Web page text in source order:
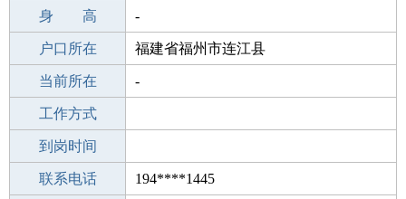
学 历 高中
身 高 -
毕业学校 安庆枫林初级中学
户口所在 福建省福州市连江县
所学专业 -
当前所在 -
工作经验
工作方式
驾 照
到岗时间
期望月薪
联系电话 194****1445